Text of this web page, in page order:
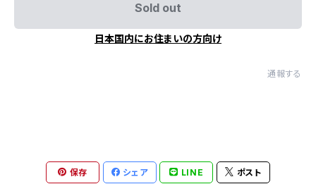
Sold out
日本国内にお住まいの方向け
通報する
保存 シェア LINE ポスト